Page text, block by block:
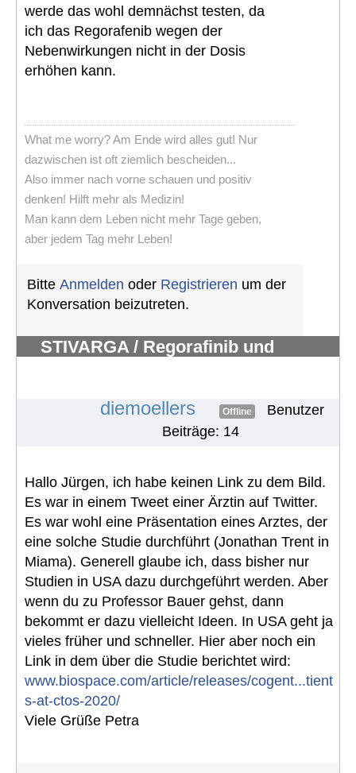
werde das wohl demnächst testen, da
ich das Regorafenib wegen der
Nebenwirkungen nicht in der Dosis
erhöhen kann.
What me worry? Am Ende wird alles gut! Nur
dazwischen ist oft ziemlich bescheiden...
Also immer nach vorne schauen und positiv
denken! Hilft mehr als Medizin!
Man kann dem Leben nicht mehr Tage geben,
aber jedem Tag mehr Leben!
Bitte Anmelden oder Registrieren um der
Konversation beizutreten.
STIVARGA / Regorafinib und
diemoellers Offline
Benutzer
Beiträge: 14
Hallo Jürgen, ich habe keinen Link zu dem Bild.
Es war in einem Tweet einer Ärztin auf Twitter.
Es war wohl eine Präsentation eines Arztes, der
eine solche Studie durchführt (Jonathan Trent in
Miama). Generell glaube ich, dass bisher nur
Studien in USA dazu durchgeführt werden. Aber
wenn du zu Professor Bauer gehst, dann
bekommt er dazu vielleicht Ideen. In USA geht ja
vieles früher und schneller. Hier aber noch ein
Link in dem über die Studie berichtet wird:
www.biospace.com/article/releases/cogent...tient
s-at-ctos-2020/
Viele Grüße Petra